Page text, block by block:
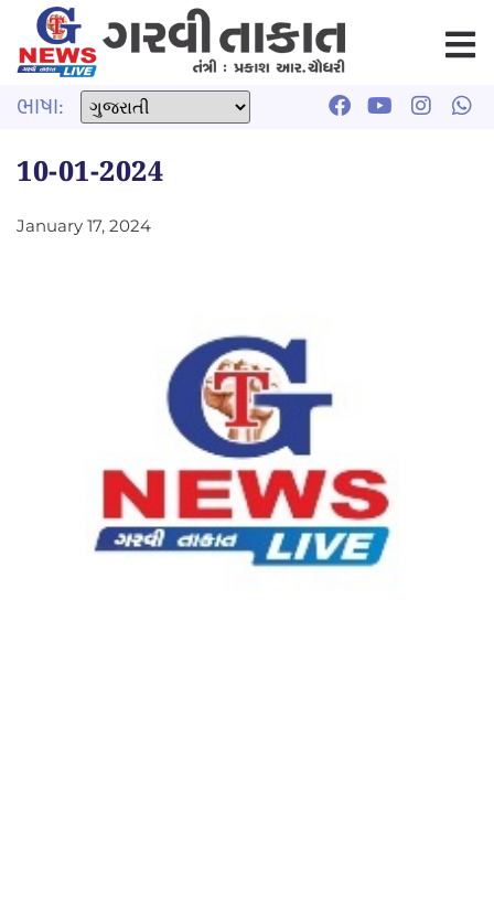
ભાષા:
10-01-2024
January 17, 2024